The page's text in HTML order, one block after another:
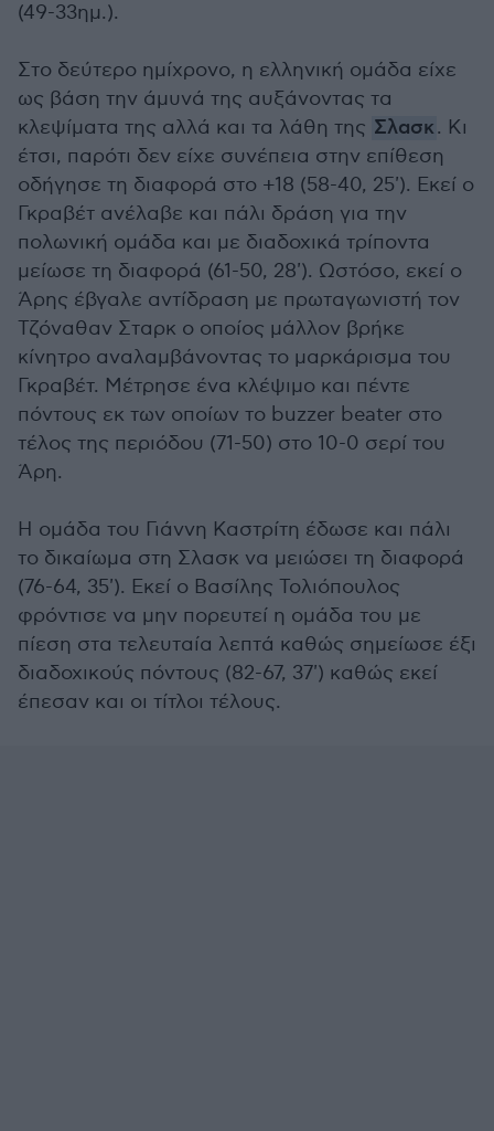
(49-33ημ.).
Στο δεύτερο ημίχρονο, η ελληνική ομάδα είχε
ως βάση την άμυνά της αυξάνοντας τα
κλεψίματα της αλλά και τα λάθη της Σλασκ. Κι
έτσι, παρότι δεν είχε συνέπεια στην επίθεση
οδήγησε τη διαφορά στο +18 (58-40, 25'). Εκεί ο
Γκραβέτ ανέλαβε και πάλι δράση για την
πολωνική ομάδα και με διαδοχικά τρίποντα
μείωσε τη διαφορά (61-50, 28'). Ωστόσο, εκεί ο
Άρης έβγαλε αντίδραση με πρωταγωνιστή τον
Τζόναθαν Σταρκ ο οποίος μάλλον βρήκε
κίνητρο αναλαμβάνοντας το μαρκάρισμα του
Γκραβέτ. Μέτρησε ένα κλέψιμο και πέντε
πόντους εκ των οποίων το buzzer beater στο
τέλος της περιόδου (71-50) στο 10-0 σερί του
Άρη.
Η ομάδα του Γιάννη Καστρίτη έδωσε και πάλι
το δικαίωμα στη Σλασκ να μειώσει τη διαφορά
(76-64, 35'). Εκεί ο Βασίλης Τολιόπουλος
φρόντισε να μην πορευτεί η ομάδα του με
πίεση στα τελευταία λεπτά καθώς σημείωσε έξι
διαδοχικούς πόντους (82-67, 37') καθώς εκεί
έπεσαν και οι τίτλοι τέλους.